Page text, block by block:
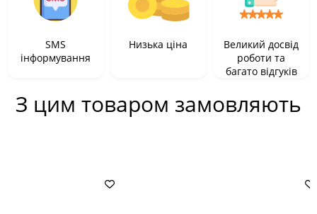
SMS
інформування
Низька ціна
Великий досвід
роботи та
багато відгуків
З цим товаром замовляють